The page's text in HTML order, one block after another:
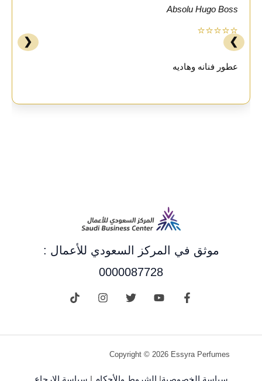
Absolu Hugo Boss
⭐⭐⭐⭐⭐
عطور فنانه وهاديه
❮ ❯
موثق في المركز السعودي للأعمال :
0000087728
Copyright © 2026 Essyra Perfumes